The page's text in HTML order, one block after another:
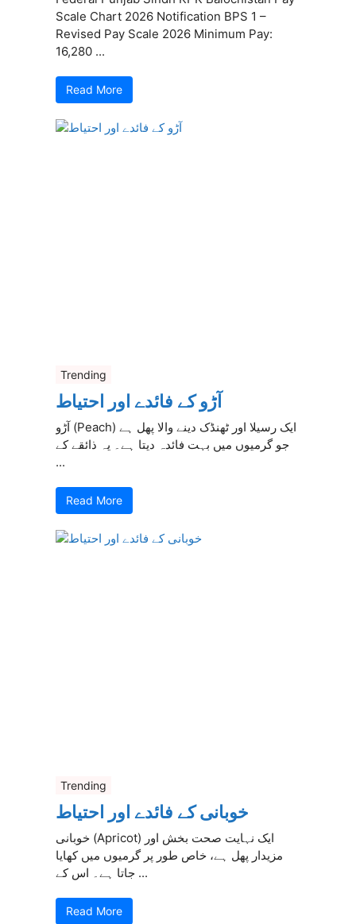
Scale Chart 2026 Notification BPS 1 –
Revised Pay Scale 2026 Minimum Pay:
16,280 ...
Read More
Trending
آڑو کے فائدے اور احتیاط
آڑو (Peach) ایک رسیلا اور ٹھنڈک دینے والا پھل ہے
جو گرمیوں میں بہت فائدہ دیتا ہے۔ یہ ذائقے کے
...
Read More
Trending
خوبانی کے فائدے اور احتیاط
خوبانی (Apricot) ایک نہایت صحت بخش اور
مزیدار پھل ہے، خاص طور پر گرمیوں میں کھایا
جاتا ہے۔ اس کے ...
Read More